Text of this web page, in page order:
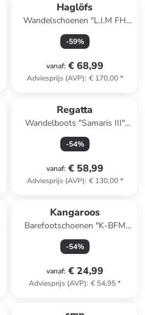
Haglöfs
Wandelschoenen "L.I.M FH
GTX" blauw
-59%
vanaf: € 68,99
Adviesprijs (AVP): € 170,00*
Regatta
Wandelboots "Samaris III"
zwart
-54%
vanaf: € 58,99
Adviesprijs (AVP): € 130,00*
Kangaroos
Barefootschoenen "K-BFM
Paice Mid" zwart
-54%
vanaf: € 24,99
Adviesprijs (AVP): € 54,95*